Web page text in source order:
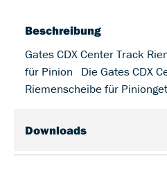
Beschreibung
Gates CDX Center Track
für Pinion Die Gates CDX
Riemenscheibe für
Downloads